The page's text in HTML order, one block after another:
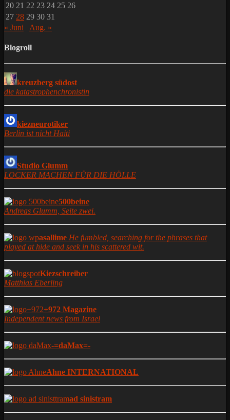
20 21 22 23 24 25 26
27 28 29 30 31
« Juni
Aug. »
Blogroll
kreuzberg südost
die katastrophenchronistin
kiezneurotiker
Berlin ist nicht Haiti
Studio Glumm
LOCKER MACHEN FÜR DIE HÖLLE
500beine
Andreas Glumm, Seite zwei.
asallime He fumbled, searching for the phrases that
played at hide and seek in his scattered wit.
Kiezschreiber
Matthias Eberling
+972 Magazine
Independent news from Israel
-=daMax=-
Ahne INTERNATIONAL
ad sinistram